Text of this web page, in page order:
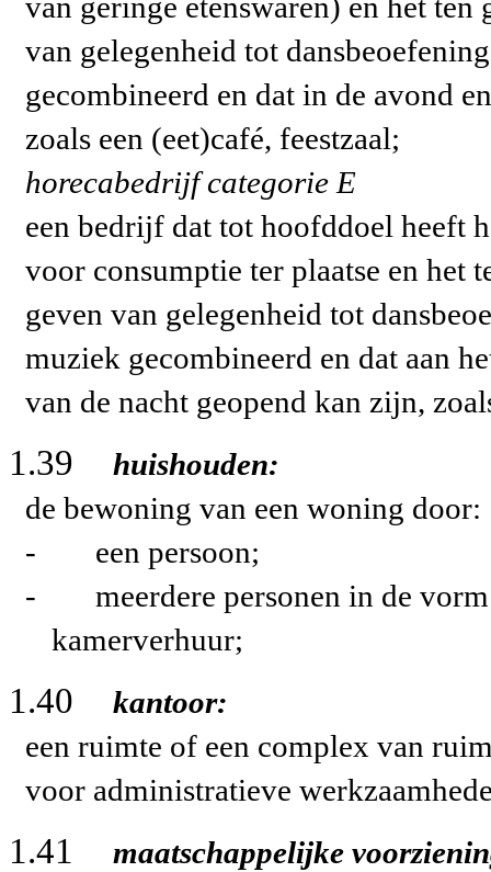
van gelegenheid tot
gecombineerd en dat in de avond
zoals een (eet)café, feestzaal;
horecabedrijf categorie E
een bedrijf dat tot hoofddoel heeft
voor consumptie ter plaatse en het
geven van gelegenheid tot
muziek gecombineerd en dat aan
van de nacht geopend kan zijn,
1.39
huishouden:
de bewoning van een woning door:
-
een persoon;
-
meerdere personen in de
kamerverhuur;
1.40
kantoor:
een ruimte of een complex van
voor administratieve
1.41
maatschappelijke